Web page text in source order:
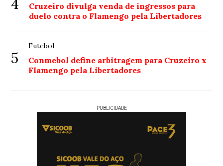
4
Cruzeiro divulga venda de ingressos para
duelo contra o Flamengo pela Libertadores
5
Futebol
Conmebol define arbitragem para Cruzeiro x
Flamengo pela Libertadores
PUBLICIDADE